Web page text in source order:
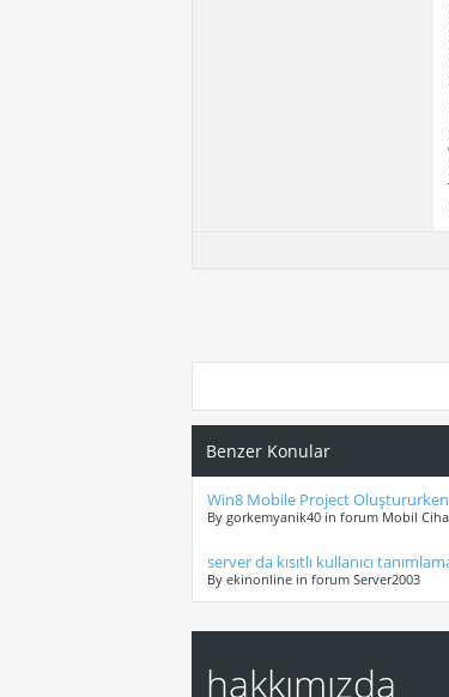
Benzer Konular
Win8 Mobile Project
By gorkemyanik40 in forum Mobil
server da kısıtlı kullanıcı
By ekinonline in forum Server2003
hakkımızda